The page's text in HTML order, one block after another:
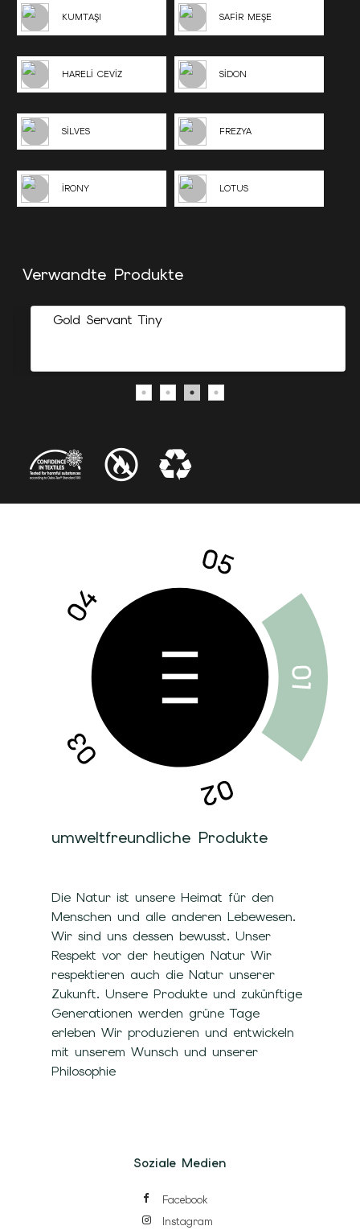
KUMTAŞI SAFİR MEŞE
HARELİ CEVİZ SİDON
SİLVES FREZYA
İRONY LOTUS
Verwandte Produkte
Gold Servant Tiny
umweltfreundliche Produkte
Die Natur ist unsere Heimat für den
Menschen und alle anderen Lebewesen.
Wir sind uns dessen bewusst. Unser
Respekt vor der heutigen Natur Wir
respektieren auch die Natur unserer
Zukunft. Unsere Produkte und zukünftige
Generationen werden grüne Tage
erleben Wir produzieren und entwickeln
mit unserem Wunsch und unserer
Philosophie
Soziale Medien
Facebook
Instagram